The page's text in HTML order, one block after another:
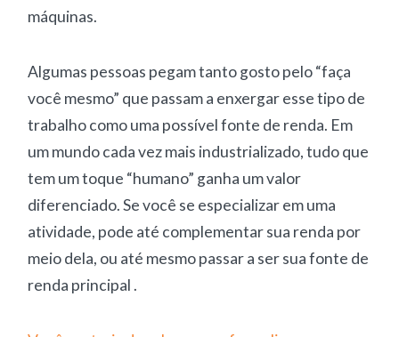
máquinas.
Algumas pessoas pegam tanto gosto pelo “faça
você mesmo” que passam a enxergar esse tipo de
trabalho como uma possível fonte de renda. Em
um mundo cada vez mais industrializado, tudo que
tem um toque “humano” ganha um valor
diferenciado. Se você se especializar em uma
atividade, pode até complementar sua renda por
meio dela, ou até mesmo passar a ser sua fonte de
renda principal .